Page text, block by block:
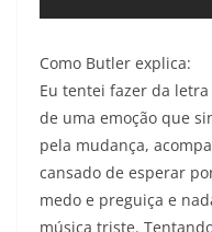
Como Butler explica:
Eu tentei fazer da
de uma emoção que
pela mudança,
cansado de esperar
medo e preguiça e
música triste.